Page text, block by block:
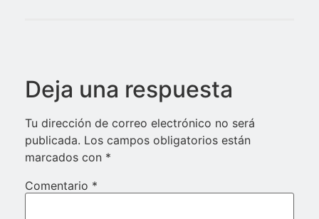
Deja una respuesta
Tu dirección de correo electrónico no será
publicada. Los campos obligatorios están
marcados con *
Comentario *